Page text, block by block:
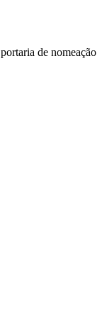
portaria de nomeação